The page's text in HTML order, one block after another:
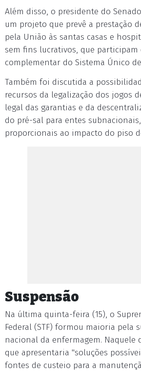
Além disso, o presidente do
um projeto que prevê a prestação
pela União às santas casas e
sem fins lucrativos, que participam
complementar do Sistema Único de
Também foi discutida a
recursos da legalização dos jogos
legal das garantias e da
do pré-sal para entes
proporcionais ao impacto do piso
Suspensão
Na última quinta-feira (15), o
Federal (STF) formou maioria pela
nacional da enfermagem. Naquele
que apresentaria "soluções
fontes de custeio para a